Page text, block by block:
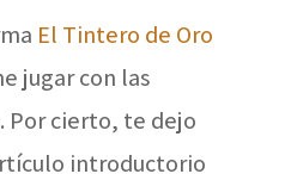
El Tintero de Oro
jugar con las
Por cierto, te dejo
introductorio